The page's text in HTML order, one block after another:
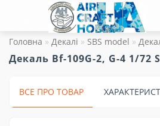
Головна Декалі SBS model
Декаль Bf-109G-2, G-4 1/72
ВСЕ ПРО ТОВАР